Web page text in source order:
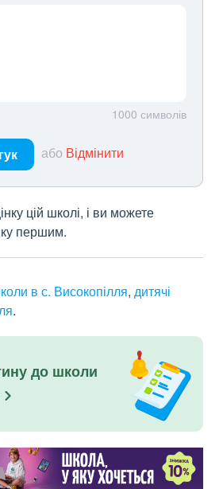
1000 символів
або Відмінити
цій школі, і ви можете
першим.
в с. Високопілля, дитячі
.
до школи